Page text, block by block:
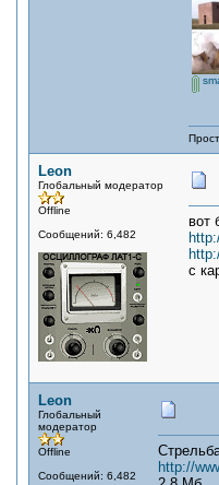
Leon
Глобальный модератор
Offline
Сообщений: 6,482
вот
с
Leon
Глобальный
модератор
Offline
Сообщений: 6,482
http://